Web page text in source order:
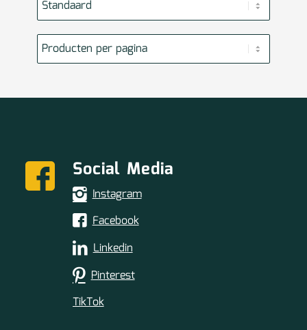
Social Media
Instagram
Facebook
Linkedin
Pinterest
TikTok